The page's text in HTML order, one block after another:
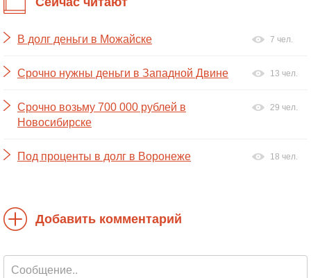
В долг деньги в Можайске 7 чел.
Срочно нужны деньги в Западной Двине 13 чел.
Срочно возьму 700 000 рублей в
Новосибирске
29 чел.
Под проценты в долг в Воронеже 18 чел.
Добавить комментарий